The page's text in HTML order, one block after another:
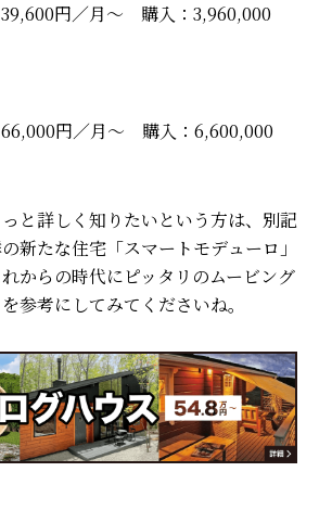
39,600円／月〜 購入：3,960,000
66,000円／月〜 購入：6,600,000
と詳しく知りたいという方は、別記
新たな住宅「スマートモデューロ」
からの時代にピッタリのムービング
を参考にしてみてくださいね。